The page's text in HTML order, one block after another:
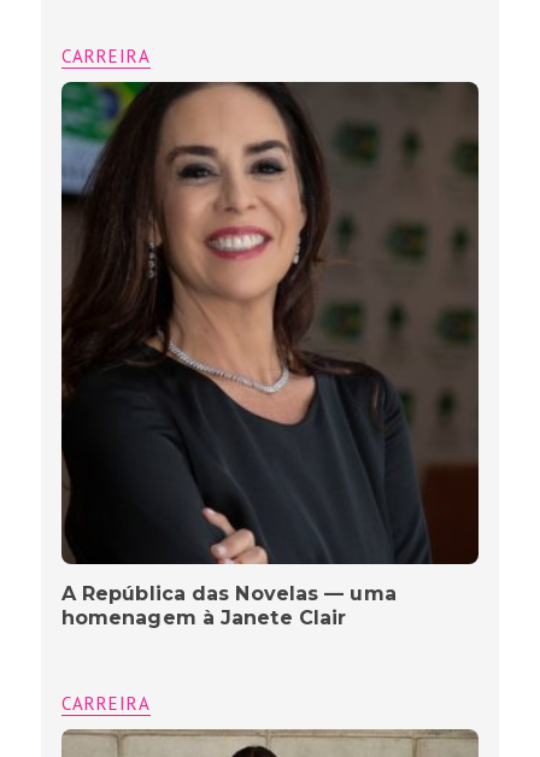
CARREIRA
A República das Novelas — uma
homenagem à Janete Clair
CARREIRA